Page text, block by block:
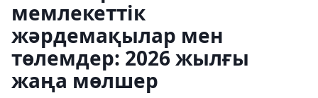
мемлекеттік
жәрдемақылар мен
төлемдер: 2026 жылғы
жаңа мөлшер